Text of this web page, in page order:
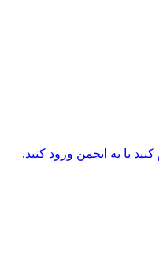
یا به انجمن ورود کنید.